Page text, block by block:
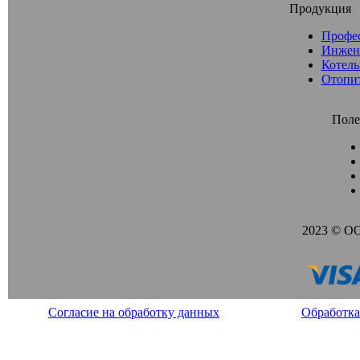
Продукция
2023 ©
Согласие на обработку данных